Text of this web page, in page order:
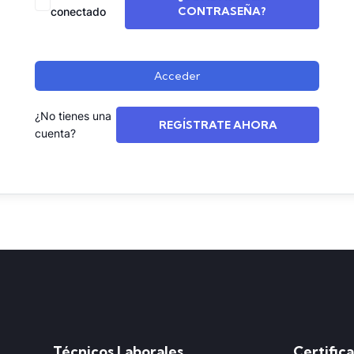
conectado
CONTRASEÑA?
Acceder
¿No tienes una
cuenta?
REGÍSTRATE AHORA